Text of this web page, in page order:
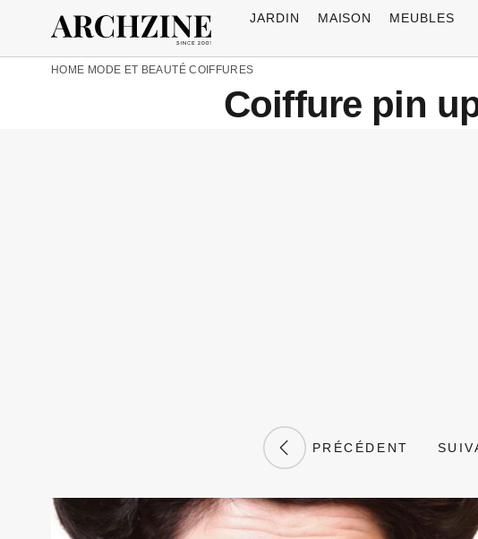
JARDIN MAISON MEUBLES
HOME MODE ET BEAUTÉ COIFFURES
Coiffure pin
PRÉCÉDENT